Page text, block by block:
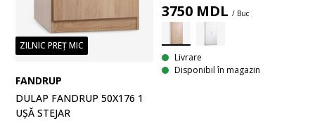
ZILNIC PREȚ MIC
FANDRUP
DULAP FANDRUP 50X176 1
UȘĂ STEJAR
3750 MDL / Buc
Livrare
Disponibil în magazin